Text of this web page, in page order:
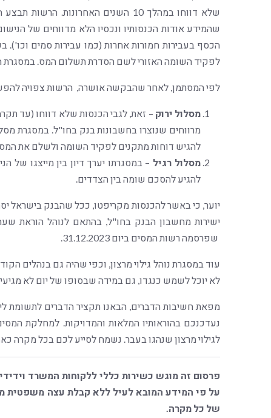
שלא דווחו במהלך 10 השנים
שהמידע אודות הכנסותיו ונכסיו הלא מדווחים של
הכסף בעבירות חמורות אחרות (כמו עבירות סמים וכו').
לפקיד השומה האזורי לשם הסדרת תשלום המס. במסגרת
לפי המסתמן, לאחר שהבקשה אושרה, הרשות צפויה
מסלול ירוק – זאת, לגבי הכנסות שלא דווחו (עד
מרווחים שנוצרו בחשבונות בנק בחו"ל. במסגרת
להגיש דוחות מתקנים לפקיד השומה ולשלם את המס
מסלול רגיל – במסגרתו יערך דיון בין מייצגו
להגיע להסכם שומה בין הצדדים.
יוער, כי באשר להכנסות מקריפטו, ככל שהבנק
ישירות מחשבון הבנק בחו"ל, בהתאם לנוהל הוראת
שפרסמה רשות המסים ביום 31.12.2023.
עוד במסגרת נוהל גילוי מרצון, וכפי שהיה גם בנהלים
לא יוכל לשמש כנגדו, גם במידה שבסופו של יום לא
מפאת חשיבות הדברים, הבאנו תקציר הדברים לתשומת
נעדכנכם בהוראותיו המלאות והמדויקות. למחלקת
לגילוי מרצון שנהגו בעבר. נשמח לסייע לכם בכל מקרה
פרסום זה מוגש כשירות כללי ללקוחות המשרד
על פי המידע המובא לעיל ללא קבלת עצה משפטית
של כל מקרה.